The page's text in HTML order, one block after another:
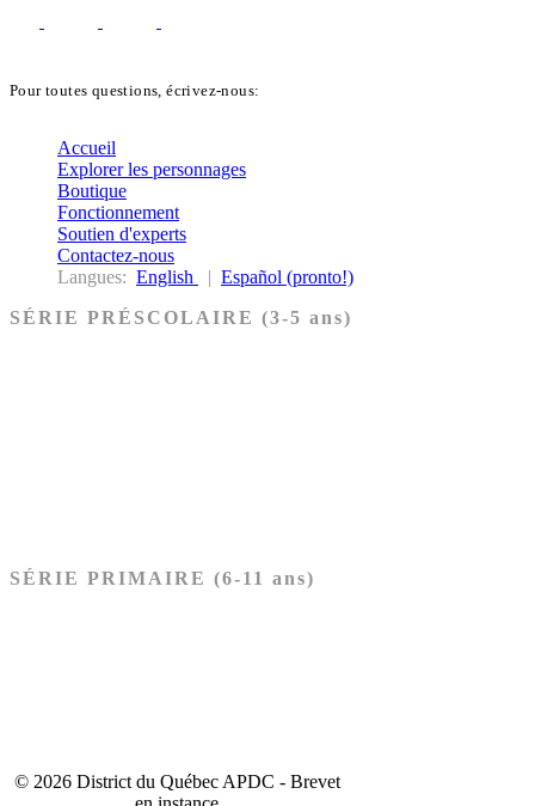
Pour toutes questions, écrivez-nous:
Accueil
Explorer les personnages
Boutique
Fonctionnement
Soutien d'experts
Contactez-nous
Langues: English | Español (pronto!)
SÉRIE PRÉSCOLAIRE (3-5 ans)
SÉRIE PRIMAIRE (6-11 ans)
© 2026 District du Québec APDC - Brevet